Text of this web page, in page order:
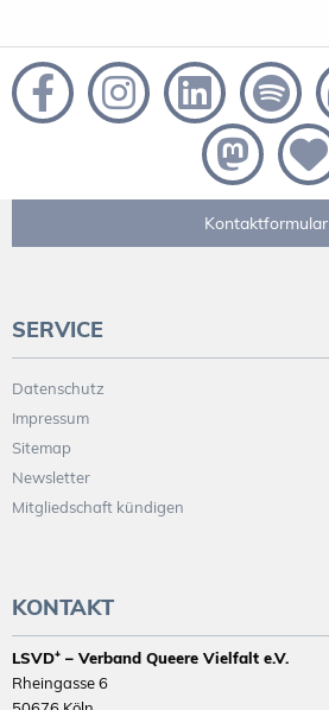
Kontaktformular
SERVICE
Datenschutz
Impressum
Sitemap
Newsletter
Mitgliedschaft kündigen
KONTAKT
LSVD⁺ – Verband Queere Vielfalt e.V.
Rheingasse 6